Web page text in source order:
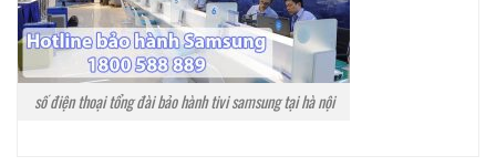
số điện thoại tổng đài bảo hành tivi samsung tại hà nội